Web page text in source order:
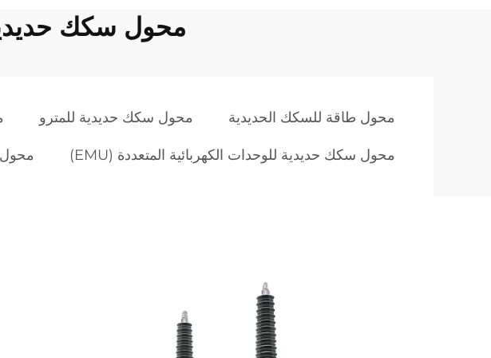
محول سكك
محول طاقة للسكك الحديدية محول سكك حديدية للمترو
محول سكك حديدية للوحدات الكهربائية المتعددة (EMU)